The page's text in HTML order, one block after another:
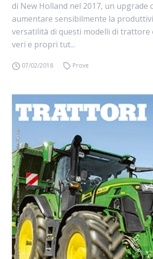
di New Holland nel 2017, un upgrade
aumentare sensibilmente la
versatilità di questi modelli di trattore
veri e propri tut...
07/02/2018 Prove